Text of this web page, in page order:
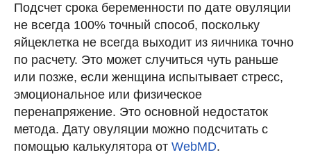
Подсчет срока беременности по дате овуляции
не всегда 100% точный способ, поскольку
яйцеклетка не всегда выходит из яичника точно
по расчету. Это может случиться чуть раньше
или позже, если женщина испытывает стресс,
эмоциональное или физическое
перенапряжение. Это основной недостаток
метода. Дату овуляции можно подсчитать с
помощью калькулятора от WebMD.